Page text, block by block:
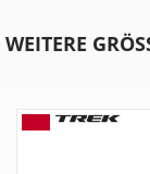
konnte bereits
WEITERE